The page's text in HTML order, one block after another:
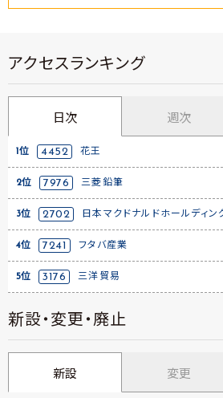
アクセスランキング
日次 週次
1位 4452 花王
2位 7976 三菱鉛筆
3位 2702 日本マクドナルドホールディン
4位 7241 フタバ産業
5位 3176 三洋貿易
新設・変更・廃止
新設 変更